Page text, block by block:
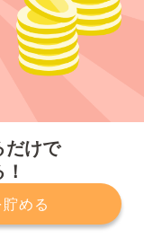
だけで
める
運営会社